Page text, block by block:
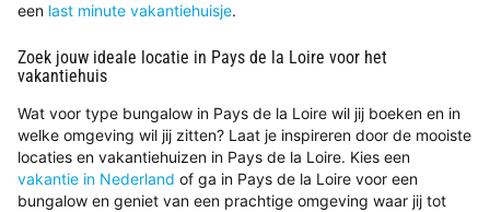
een last minute vakantiehuisje.
Zoek jouw ideale locatie in Pays de la Loire voor het
vakantiehuis
Wat voor type bungalow in Pays de la Loire wil jij boeken en in
welke omgeving wil jij zitten? Laat je inspireren door de mooiste
locaties en vakantiehuizen in Pays de la Loire. Kies een
vakantie in Nederland of ga in Pays de la Loire voor een
bungalow en geniet van een prachtige omgeving waar jij tot